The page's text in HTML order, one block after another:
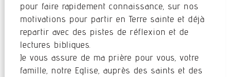
pour faire rapidement connaissance, sur nos
motivations pour partir en Terre sainte et déjà
repartir avec des pistes de réflexion et de
lectures bibliques.
Je vous assure de ma prière pour vous, votre
famille, notre Eglise, auprès des saints et des